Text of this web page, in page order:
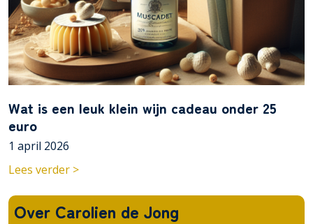
Wat is een leuk klein wijn cadeau onder 25
euro
1 april 2026
Lees verder >
Over Carolien de Jong